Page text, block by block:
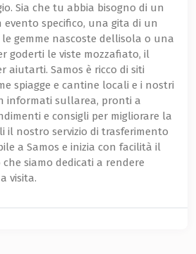
Sia che tu abbia bisogno di un
specifico, una gita di un
gemme nascoste dellisola o una
goderti le viste mozzafiato, il
aiutarti. Samos è ricco di siti
spiagge e cantine locali e i nostri
informati sullarea, pronti a
e consigli per migliorare la
il nostro servizio di trasferimento
a Samos e inizia con facilità il
siamo dedicati a rendere
visita.